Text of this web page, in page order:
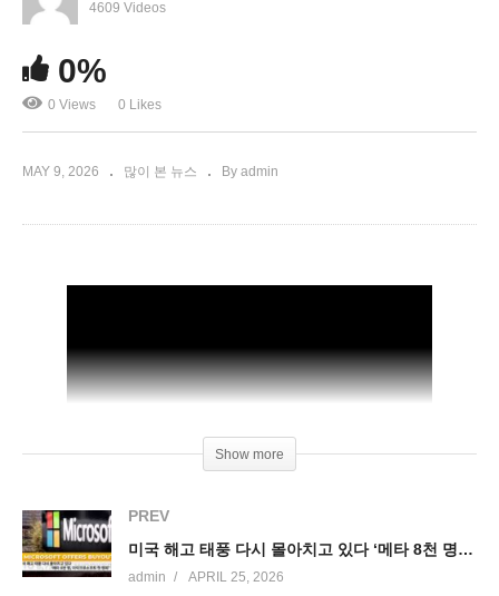
4609 Videos
0%
0 Views 0 Likes
MAY 9, 2026 많이 본 뉴스 By admin
Show more
PREV
미국 해고 태풍 다시 몰아치고 있다 ‘메타 8천 명, 마이크로소프트 첫 명퇴’
admin APRIL 25, 2026